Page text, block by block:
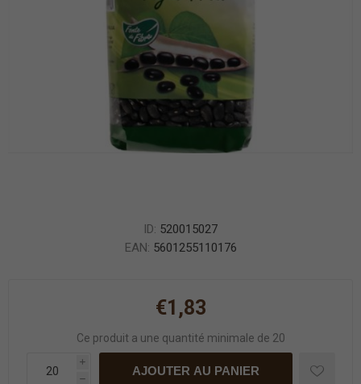
ID: 520015027
EAN: 5601255110176
€1,83
Ce produit a une quantité minimale de 20
i
h
AJOUTER AU PANIER